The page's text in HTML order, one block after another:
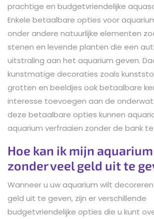
prachtige en budgetvriendelijke
Enkele betaalbare opties voor
onder andere natuurlijke elementen
stenen en levende planten die een
uitstraling aan het aquarium geven.
kunstmatige decoraties zoals
grotten en beeldjes ook betaalbare
interesse toevoegen aan de
deze betaalbare opties kunnen
aquarium verfraaien zonder de bank
Hoe kan ik mijn
zonder veel geld uit te
Wanneer u uw aquarium wilt
geld uit te geven, zijn er verschillende
budgetvriendelijke opties die u kunt